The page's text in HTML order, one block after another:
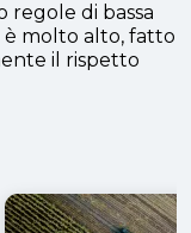
regole di bassa
molto alto, fatto
il rispetto